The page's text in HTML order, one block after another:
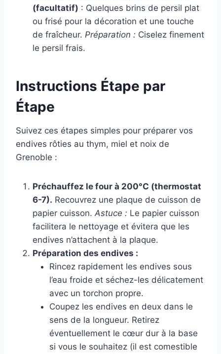
(facultatif) : Quelques brins de persil plat
ou frisé pour la décoration et une touche
de fraîcheur. Préparation : Ciselez finement
le persil frais.
Instructions Étape par
Étape
Suivez ces étapes simples pour préparer vos
endives rôties au thym, miel et noix de
Grenoble :
Préchauffez le four à 200°C (thermostat
6-7). Recouvrez une plaque de cuisson de
papier cuisson. Astuce : Le papier cuisson
facilitera le nettoyage et évitera que les
endives n’attachent à la plaque.
Préparation des endives :
Rincez rapidement les endives sous
l’eau froide et séchez-les délicatement
avec un torchon propre.
Coupez les endives en deux dans le
sens de la longueur. Retirez
éventuellement le cœur dur à la base
si vous le souhaitez (il est comestible